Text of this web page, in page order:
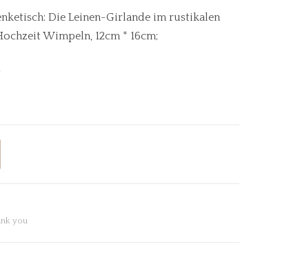
Die Leinen-Girlande im rustikalen
Wimpeln, 12cm * 16cm;
you